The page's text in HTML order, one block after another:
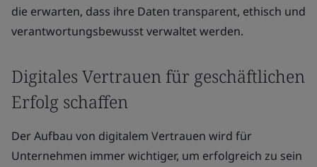
die erwarten, dass ihre Daten transparent, ethisch und
verantwortungsbewusst verwaltet werden.
Digitales Vertrauen für geschäftlichen
Erfolg schaffen
Der Aufbau von digitalem Vertrauen wird für
Unternehmen immer wichtiger, um erfolgreich zu sein